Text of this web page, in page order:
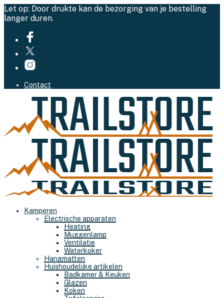
Let op: Door drukte kan de bezorging van je bestelling
langer duren.
Contact
Kamperen
Electrische apparaten
Heating
Muggenlamp
Ventilatie
Waterkoker
Hangmatten
Huishoudelijke artikelen
Badkamer & Keuken
Glazen
Koken